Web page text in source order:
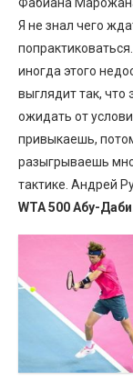
Я не знал чего
иногда этого
выглядит так, что
ожидать от
привыкаешь,
разыгрываешь
тактике. Андрей
WTA 500 Абу-